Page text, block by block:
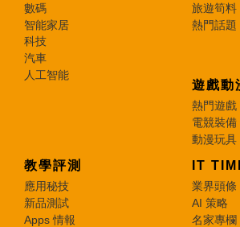
數碼
智能家居
科技
汽車
人工智能
旅遊筍料
熱門話題
遊戲動
熱門遊戲
電競裝備
動漫玩具
教學評測
應用秘技
新品測試
Apps 情報
IT
業界頭條
AI 策略
名家專欄